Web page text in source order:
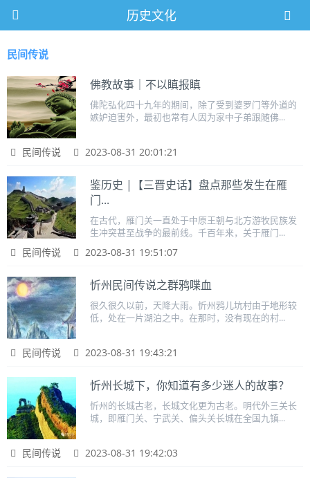
历史文化
民间传说
佛教故事｜不以瞋报瞋
佛陀弘化四十九年的期间，除了受到婆罗门等外道的
嫉妒迫害外，最初也常有人因为家中子弟跟随佛...
民间传说 2023-08-31 20:01:21
鉴历史 |【三晋史话】盘点那些发生在雁
门...
在古代，雁门关一直处于中原王朝与北方游牧民族发
生冲突甚至战争的最前线。千百年来，关于雁门...
民间传说 2023-08-31 19:51:07
忻州民间传说之群鸦喋血
很久很久以前，天降大雨。忻州鸦儿坑村由于地形较
低，处在一片湖泊之中。在那时，没有现在的村...
民间传说 2023-08-31 19:43:21
忻州长城下，你知道有多少迷人的故事？
忻州的长城古老，长城文化更为古老。明代外三关长
城，即雁门关、宁武关、偏头关长城在全国九镇...
民间传说 2023-08-31 19:42:03